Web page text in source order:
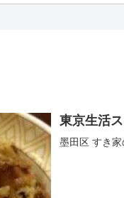
東京生活
墨田区 すき